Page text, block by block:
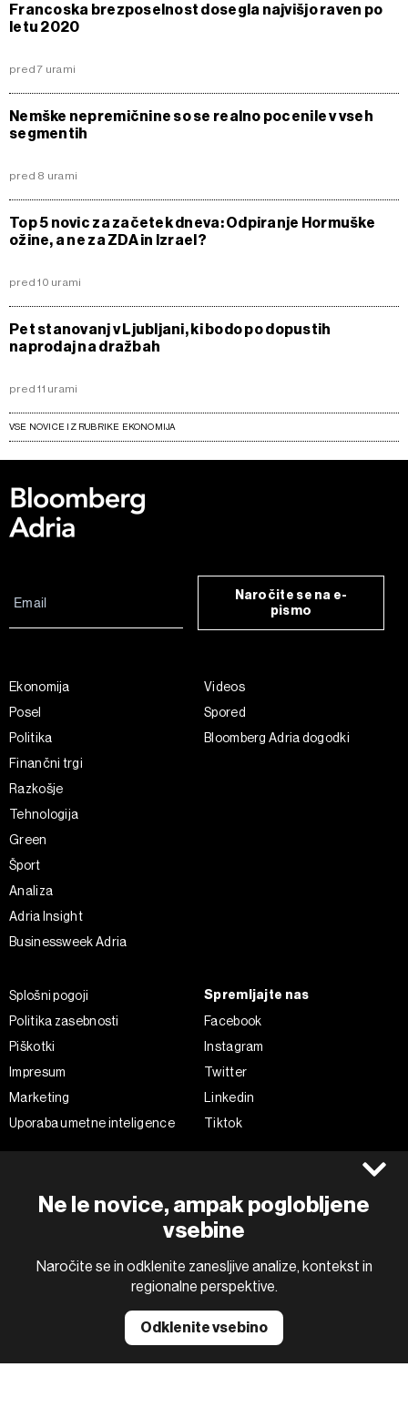
Francoska brezposelnost dosegla najvišjo raven po
letu 2020
pred 7 urami
Nemške nepremičnine so se realno pocenile v vseh
segmentih
pred 8 urami
Top 5 novic za začetek dneva: Odpiranje Hormuške
ožine, a ne za ZDA in Izrael?
pred 10 urami
Pet stanovanj v Ljubljani, ki bodo po dopustih
naprodaj na dražbah
pred 11 urami
VSE NOVICE IZ RUBRIKE EKONOMIJA
Ne le novice, ampak poglobljene
vsebine
Naročite se in odklenite zanesljive analize, kontekst in
regionalne perspektive.
Odklenite vsebino
Naročite se na e-
pismo
Ekonomija
Posel
Politika
Finančni trgi
Razkošje
Tehnologija
Green
Šport
Analiza
Adria Insight
Businessweek Adria
Videos
Spored
Bloomberg Adria dogodki
Splošni pogoji
Politika zasebnosti
Piškotki
Impresum
Marketing
Uporaba umetne inteligence
Spremljajte nas
Facebook
Instagram
Twitter
Linkedin
Tiktok
the BLOOMBERG logo are registered trademarks and service marks of
Bloomberg Finance L.P. or its subsidiaries, displayed with permission
Bloomberg Adria is a Mtel Swiss SA Property